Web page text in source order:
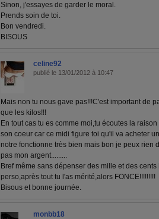
Sinon, j'essayes de garder le moral.
Prends soin de toi.
Bon vendredi.
BISOUS
celine92
publié le 13/01/2012 à 10:47
Mais non tu nous gave pas!!!C'est important de
que les kilos!!!
En tout cas tu es comme moi,tu écoutes la
son coeur car ce midi figure toi qu'il va acheter
notre fonctionne très bien mais bon je peux rien
pas mon argent.........
Bref même sans dépenser des mille et des
perso,après tout tu l'as mérité,alors FONCE!!!!!!!!!
Bisous et bonne journée.
monbb18